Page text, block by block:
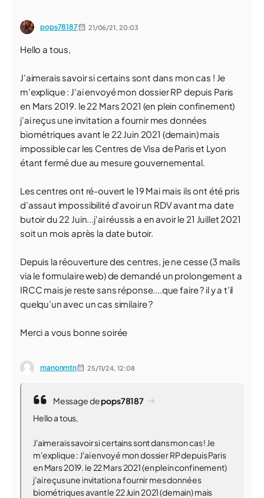
pops78187 21/06/21, 20:03
Hello a tous,
J'aimerais savoir si certains sont dans mon cas ! Je
m'explique : J'ai envoyé mon dossier RP depuis Paris
en Mars 2019. le 22 Mars 2021 (en plein confinement)
j'ai reçus une invitation a fournir mes données
biométriques avant le 22 Juin 2021 (demain) mais
impossible car les Centres de Visa de Paris et Lyon
étant fermé due au mesure gouvernemental.
Les centres ont ré-ouvert le 19 Mai mais ils ont été pris
d’assaut impossibilité d'avoir un RDV avant ma date
butoir du 22 Juin...j'ai réussis a en avoir le 21 Juillet 2021
soit un mois après la date butoir.
Depuis la réouverture des centres, je ne cesse (3 mails
via le formulaire web) de demandé un prolongement a
IRCC mais je reste sans réponse....que faire ? il y a t'il
quelqu’un avec un cas similaire ?
Merci a vous bonne soirée
manonmtn 25/11/24, 12:08
Message depops78187
Hello a tous,
J'aimerais savoir si certains sont dans mon cas ! Je
m'explique : J'ai envoyé mon dossier RP depuis Paris
en Mars 2019. le 22 Mars 2021 (en plein confinement)
j'ai reçus une invitation a fournir mes données
biométriques avant le 22 Juin 2021 (demain) mais